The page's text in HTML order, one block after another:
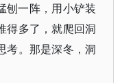
刨一阵，用小铲装
得多了，就爬回洞
考。那是深冬，洞